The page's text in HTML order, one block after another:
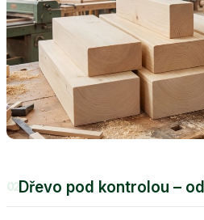
02Dřevo pod kontrolou –